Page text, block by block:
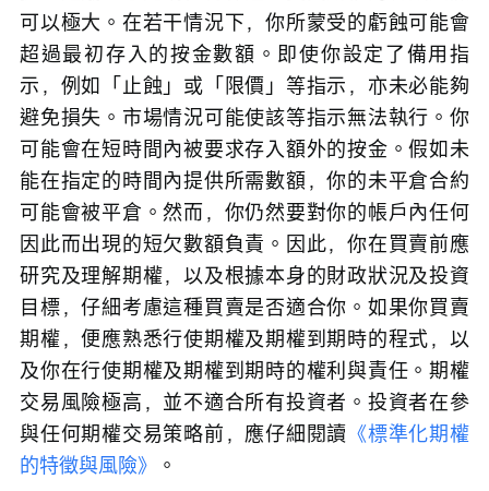
可以極大。在若干情況下，你所蒙受的虧蝕可能會
超過最初存入的按金數額。即使你設定了備用指
示，例如「止蝕」或「限價」等指示，亦未必能夠
避免損失。市場情況可能使該等指示無法執行。你
可能會在短時間內被要求存入額外的按金。假如未
能在指定的時間內提供所需數額，你的未平倉合約
可能會被平倉。然而，你仍然要對你的帳戶內任何
因此而出現的短欠數額負責。因此，你在買賣前應
研究及理解期權，以及根據本身的財政狀況及投資
目標，仔細考慮這種買賣是否適合你。如果你買賣
期權，便應熟悉行使期權及期權到期時的程式，以
及你在行使期權及期權到期時的權利與責任。期權
交易風險極高，並不適合所有投資者。投資者在參
與任何期權交易策略前，應仔細閱讀 《標準化期權
的特徵與風險》
。